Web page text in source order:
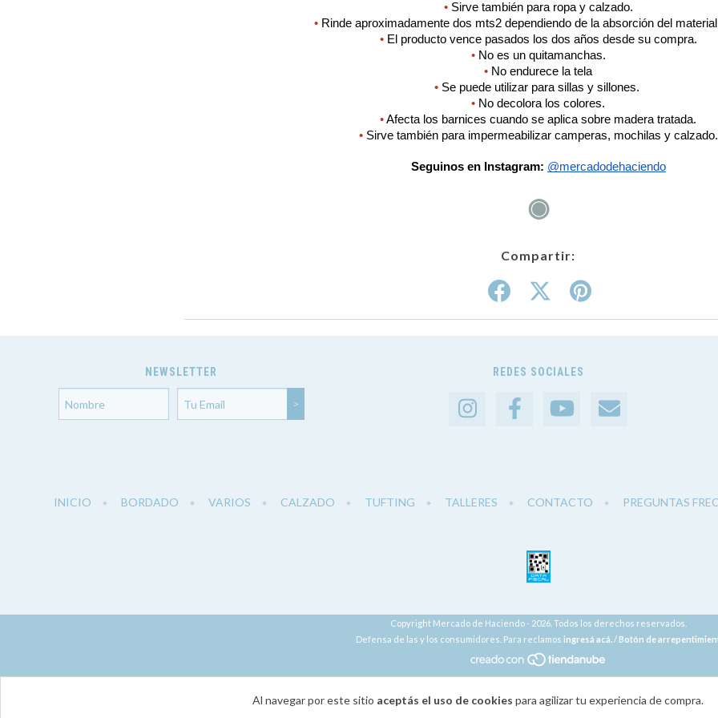
Al navegar por este sitio aceptás el uso de cookies para agilizar tu experiencia de compra.
• Sirve también para ropa y calzado.
• Rinde aproximadamente dos mts2 dependiendo de la absorción del material
• El producto vence pasados los dos años desde su compra.
• No es un quitamanchas.
• No endurece la tela
• Se puede utilizar para sillas y sillones.
• No decolora los colores.
• Afecta los barnices cuando se aplica sobre madera tratada.
• Sirve también para impermeabilizar camperas, mochilas y calzado.
Seguinos en Instagram: @mercadodehaciendo
◉
Compartir:
NEWSLETTER REDES SOCIALES
INICIO BORDADO VARIOS CALZADO TUFTING TALLERES CONTACTO PREGUNTAS
Copyright Mercado de Haciendo - 2026. Todos los derechos reservados.
Defensa de las y los consumidores. Para reclamos ingresá acá./Botón de